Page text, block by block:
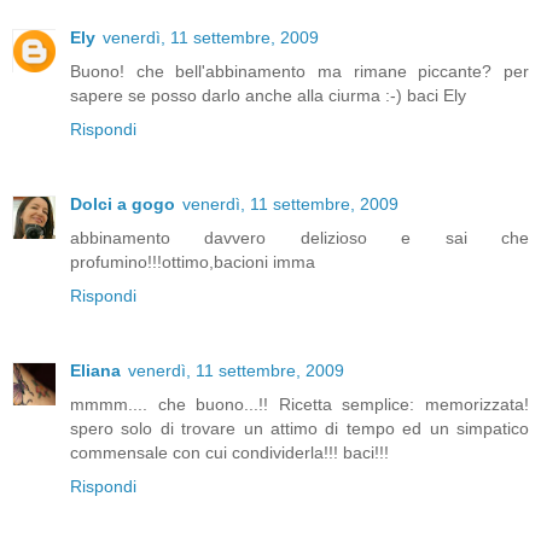
Ely venerdì, 11 settembre, 2009
Buono! che bell'abbinamento ma rimane piccante? per
sapere se posso darlo anche alla ciurma :-) baci Ely
Rispondi
Dolci a gogo venerdì, 11 settembre, 2009
abbinamento davvero delizioso e sai che
profumino!!!ottimo,bacioni imma
Rispondi
Eliana venerdì, 11 settembre, 2009
mmmm.... che buono...!! Ricetta semplice: memorizzata!
spero solo di trovare un attimo di tempo ed un simpatico
commensale con cui condividerla!!! baci!!!
Rispondi